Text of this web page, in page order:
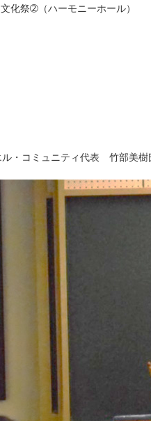
（ハーモニーホール）
・コミュニティ代表 竹部美樹